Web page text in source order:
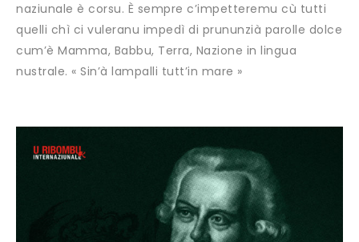
naziunale è corsu. È sempre c’impetteremu cù tutti
quelli chì ci vuleranu impedì di prununzià parolle dolce
cum’è Mamma, Babbu, Terra, Nazione in lingua
nustrale. « Sin’à lampalli tutt’in mare »